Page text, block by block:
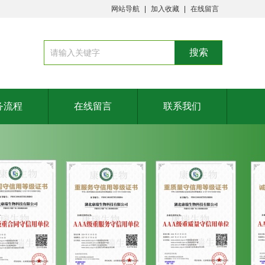
网站导航 加入收藏 在线留言
流程 在线留言 联系我们